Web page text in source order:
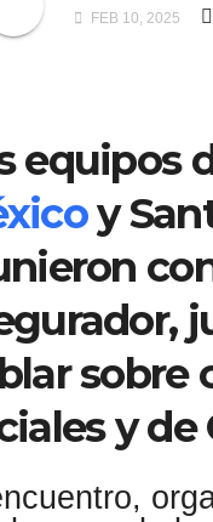
FEB 10, 2025
equipos
y
sobre
y de